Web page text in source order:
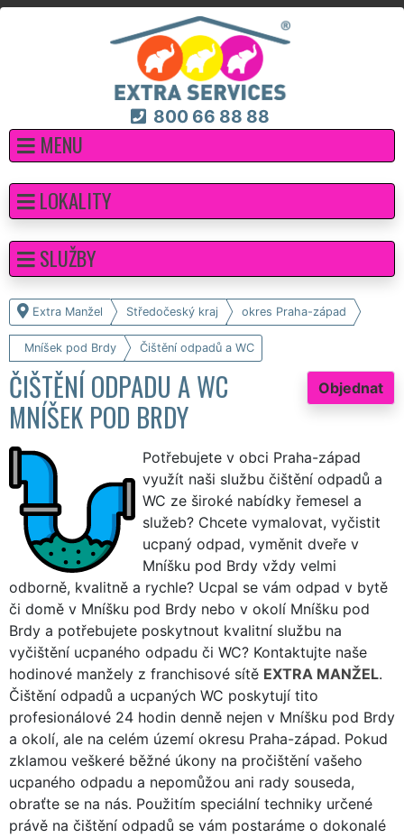
800 66 88 88
MENU
Extra Manžel Středočeský kraj okres Praha-západ
Mníšek pod Brdy Čištění odpadů a WC
Objednat
ČIŠTĚNÍ ODPADU A WC
MNÍŠEK POD BRDY
Potřebujete v obci Praha-západ
využít naši službu čištění odpadů a
WC ze široké nabídky řemesel a
služeb? Chcete vymalovat, vyčistit
ucpaný odpad, vyměnit dveře v
Mníšku pod Brdy vždy velmi
odborně, kvalitně a rychle? Ucpal se vám odpad v bytě
či domě v Mníšku pod Brdy nebo v okolí Mníšku pod
Brdy a potřebujete poskytnout kvalitní službu na
vyčištění ucpaného odpadu či WC? Kontaktujte naše
hodinové manžely z franchisové sítě EXTRA MANŽEL.
Čištění odpadů a ucpaných WC poskytují tito
profesionálové 24 hodin denně nejen v Mníšku pod Brdy
a okolí, ale na celém území okresu Praha-západ. Pokud
zklamou veškeré běžné úkony na pročištění vašeho
ucpaného odpadu a nepomůžou ani rady souseda,
obraťte se na nás. Použitím speciální techniky určené
právě na čištění odpadů se vám postaráme o dokonalé
LOKALITY
SLUŽBY